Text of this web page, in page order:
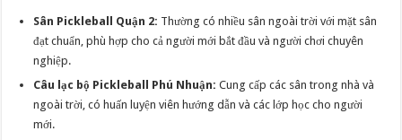
Sân Pickleball Quận 2: Thường có nhiều sân ngoài trời với mặt sân
đạt chuẩn, phù hợp cho cả người mới bắt đầu và người chơi chuyên
nghiệp.
Câu lạc bộ Pickleball Phú Nhuận: Cung cấp các sân trong nhà và
ngoài trời, có huấn luyện viên hướng dẫn và các lớp học cho người
mới.